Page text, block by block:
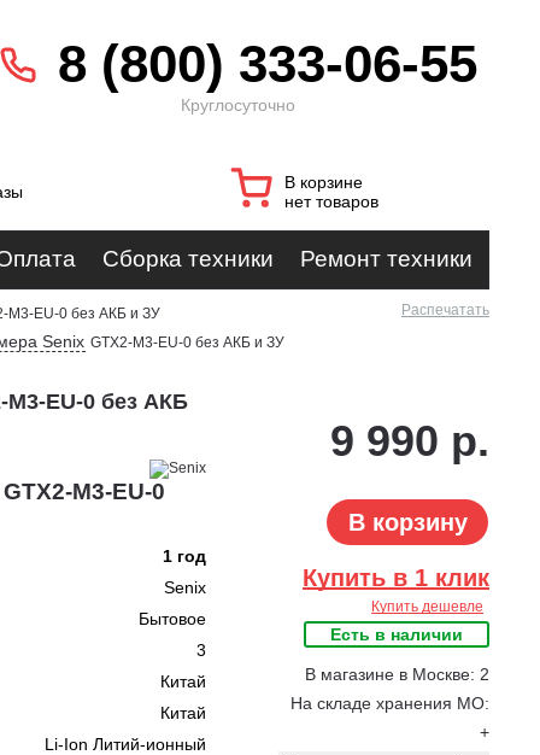
8 (800) 333-06-55
Круглосуточно
В корзине
нет товаров
Сборка техники Ремонт техники
M3-EU-0 без АКБ и ЗУ Распечатать
Senix GTX2-M3-EU-0 без АКБ и ЗУ
EU-0 без АКБ
M3-EU-0
1 год
Senix
Бытовое
3
Китай
Китай
Li-Ion Литий-ионный
9 990 р.
В корзину
Купить в 1 клик
Купить дешевле
Есть в наличии
В магазине в Москве: 2
На складе хранения МО:
+